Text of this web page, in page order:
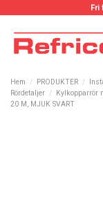
Fri
Hem PRODUKTER
Rördetaljer
Kylkopparrör
20 M, MJUK SVART